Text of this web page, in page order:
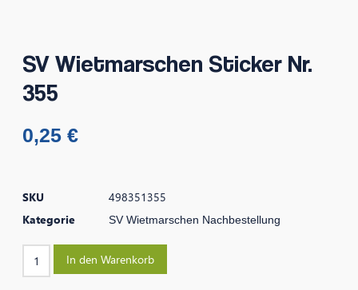
SV Wietmarschen Sticker Nr.
355
0,25 €
SKU
498351355
Kategorie
SV Wietmarschen Nachbestellung
In den Warenkorb